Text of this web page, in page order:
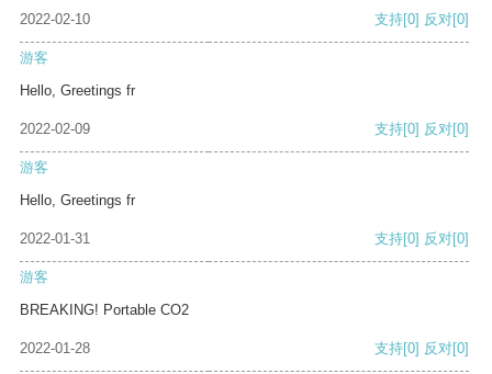
2022-02-10 支持[0] 反对[0]
游客
Hello, Greetings fr
2022-02-09 支持[0] 反对[0]
游客
Hello, Greetings fr
2022-01-31 支持[0] 反对[0]
游客
BREAKING! Portable CO2
2022-01-28 支持[0] 反对[0]